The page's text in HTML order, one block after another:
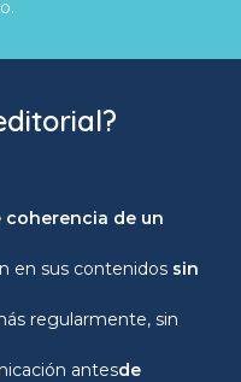
coherencia de un
en sus contenidos sin
regularmente, sin
antesde